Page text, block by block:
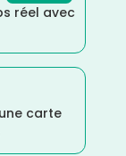
réel avec
carte